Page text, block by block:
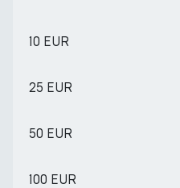
10 EUR
25 EUR
50 EUR
100 EUR